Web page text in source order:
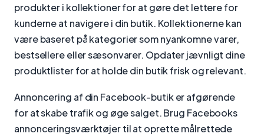
produkter i kollektioner for at gøre det lettere for
kunderne at navigere i din butik. Kollektionerne kan
være baseret på kategorier som nyankomne varer,
bestsellere eller sæsonvarer. Opdater jævnligt dine
produktlister for at holde din butik frisk og relevant.
Annoncering af din Facebook-butik er afgørende
for at skabe trafik og øge salget. Brug Facebooks
annonceringsværktøjer til at oprette målrettede